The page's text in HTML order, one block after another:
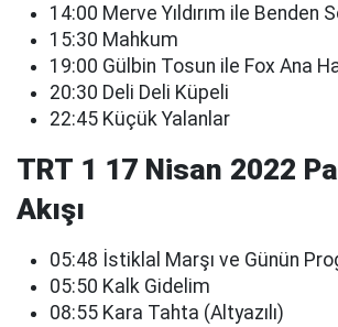
14:00 Merve Yıldırım ile Benden
15:30 Mahkum
19:00 Gülbin Tosun ile Fox Ana
20:30 Deli Deli Küpeli
22:45 Küçük Yalanlar
TRT 1 17 Nisan 2022
Akışı
05:48 İstiklal Marşı ve Günün
05:50 Kalk Gidelim
08:55 Kara Tahta (Altyazılı)